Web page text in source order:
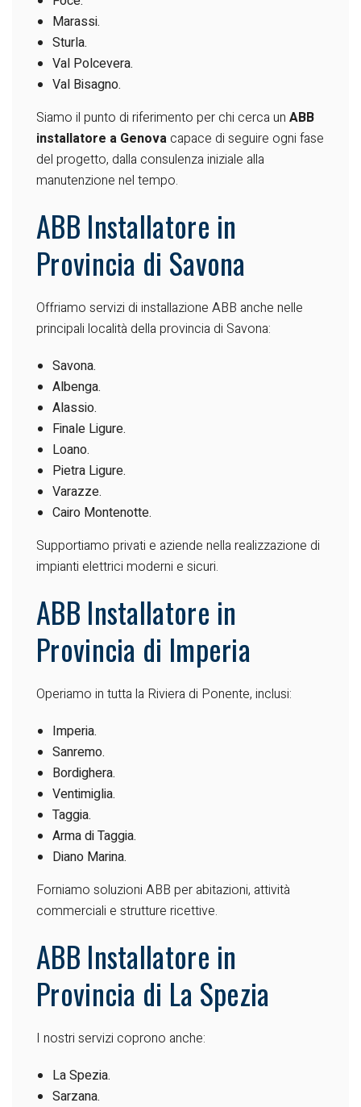
Marassi.
Sturla.
Val Polcevera.
Val Bisagno.
Siamo il punto di riferimento per chi cerca un ABB
installatore a Genovacapace di seguire ogni fase
del progetto, dalla consulenza iniziale alla
manutenzione nel tempo.
ABB Installatore in
Provincia di Savona
Offriamo servizi di installazione ABB anche nelle
principali località della provincia di Savona:
Savona.
Albenga.
Alassio.
Finale Ligure.
Loano.
Pietra Ligure.
Varazze.
Cairo Montenotte.
Supportiamo privati e aziende nella realizzazione di
impianti elettrici moderni e sicuri.
ABB Installatore in
Provincia di Imperia
Operiamo in tutta la Riviera di Ponente, inclusi:
Imperia.
Sanremo.
Bordighera.
Ventimiglia.
Taggia.
Arma di Taggia.
Diano Marina.
Forniamo soluzioni ABB per abitazioni, attività
commerciali e strutture ricettive.
ABB Installatore in
Provincia di La Spezia
I nostri servizi coprono anche:
La Spezia.
Sarzana.